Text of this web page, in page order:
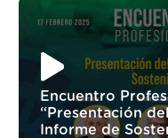
Encuentro
“Presentación
Informe de